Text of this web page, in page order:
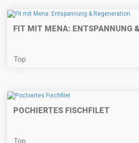
FIT MIT MENA: ENTSPANNUNG
Top
POCHIERTES FISCHFILET
Top